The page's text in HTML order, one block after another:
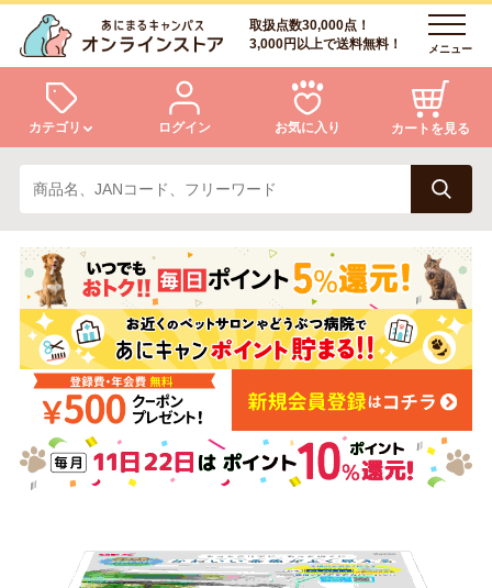
取扱点数30,000点！
3,000円以上で送料無料！
メニュー
カテゴリ
犬 猫
小動物・鳥 アクア・爬虫類・昆虫
ドッグフード キャットフード
美容・ケア用品 服・おさんぽ用品
日用品（デイリー） リビング雑貨
ログイン お気に入り カートを見る
ログイン
会員登録
あにまるキャンパスについて
アフターサービス
商品リクエスト
お問い合わせ